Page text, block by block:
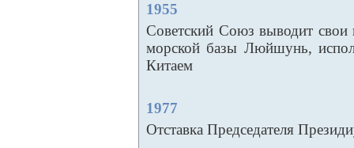
1955
Советский Союз выводит
морской базы Люйшунь,
Китаем
1977
Отставка Председателя